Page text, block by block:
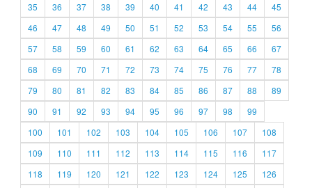
35
36 37 38 39 40 41 42 43 44
45
46
47 48 49 50 51 52 53 54 55
56
57
58 59 60 61 62 63 64 65 66
67
68
69 70 71 72 73 74 75 76 77
78
79
80 81 82 83 84 85 86 87 88
89
90
91 92 93 94 95 96 97 98
99
100
101 102 103 104 105 106 107
108
109
110 111 112 113 114 115 116
117
118
119 120 121 122 123 124 125
126